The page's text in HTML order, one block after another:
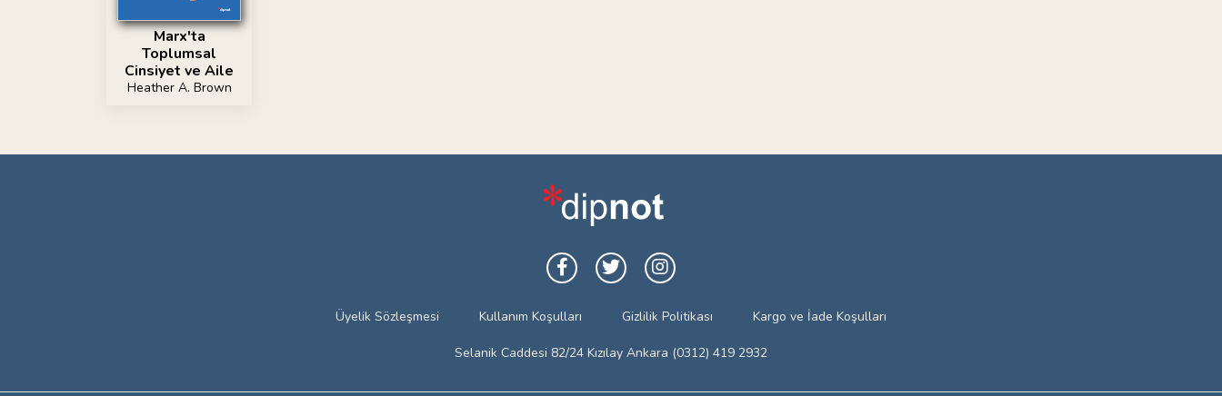
Marx'ta
Toplumsal
Cinsiyet ve Aile
Heather A. Brown
Üyelik Sözleşmesi Kullanım Koşulları Gizlilik Politikası Kargo ve İade Koşulları
Selanik Caddesi 82/24 Kızılay Ankara (0312) 419 2932